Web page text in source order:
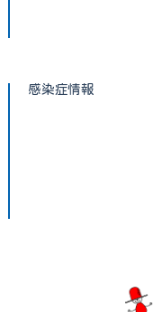
感染症情報